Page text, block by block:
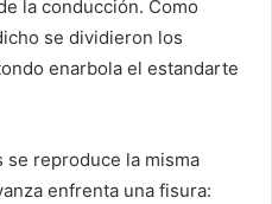
la conducción. Como
se dividieron los
enarbola el estandarte
se reproduce la misma
enfrenta una fisura: